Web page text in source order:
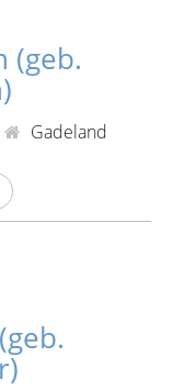
(geb.
Gadeland